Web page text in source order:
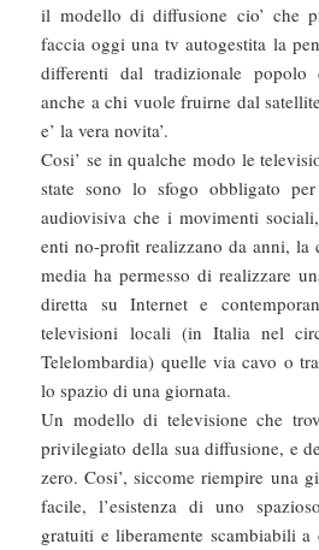
il modello di diffusione cio’ che
faccia oggi una tv autogestita la
differenti dal tradizionale popolo
anche a chi vuole fruirne dal
e’ la vera novita’.
Cosi’ se in qualche modo le
state sono lo sfogo obbligato
audiovisiva che i movimenti
enti no-profit realizzano da anni, la
media ha permesso di realizzare
diretta su Internet e
televisioni locali (in Italia nel
Telelombardia) quelle via cavo o
lo spazio di una giornata.
Un modello di televisione che
privilegiato della sua diffusione, e
zero. Cosi’, siccome riempire una
facile, l’esistenza di uno
gratuiti e liberamente scambiabili